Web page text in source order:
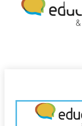
Instalaciones